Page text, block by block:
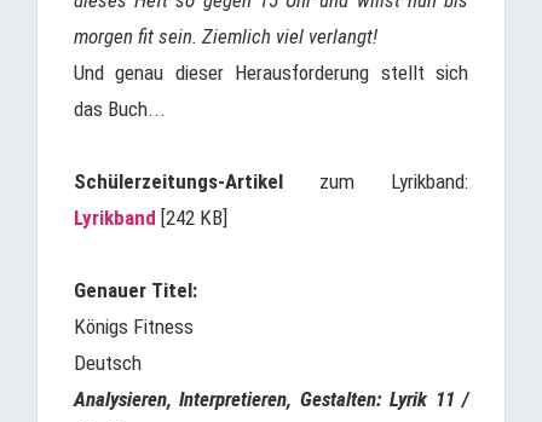
morgen fit sein. Ziemlich viel verlangt!
Und genau dieser Herausforderung stellt sich
das Buch...
Schülerzeitungs-Artikel zum Lyrikband:
Lyrikband [242 KB]
Genauer Titel:
Königs Fitness
Deutsch
Analysieren, Interpretieren, Gestalten: Lyrik 11 /